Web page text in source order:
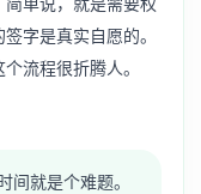
字是真实自愿的。
流程很折腾人。
间就是个难题。